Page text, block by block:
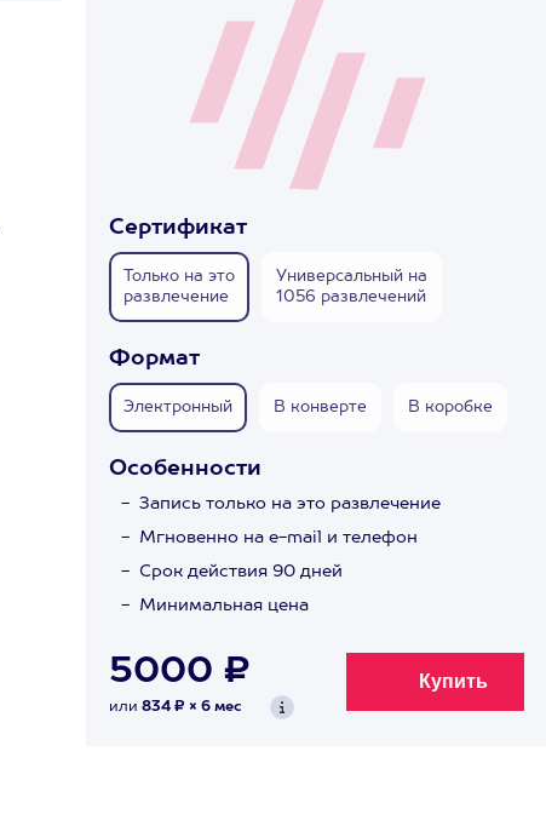
Сертификат
Только на это
развлечение
Универсальный на
1056 развлечений
Формат
Электронный В конверте В коробке
Особенности
Запись только на это развлечение
Мгновенно на e-mail и телефон
Срок действия 90 дней
Минимальная цена
5000 ₽
или 834 ₽ × 6 мес